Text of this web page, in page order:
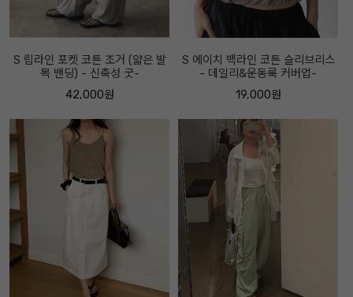
S 립라인 포켓 코튼 조거 (얇은 발
목 밴딩) - 신축성 굿-
42,000원
S 에이치 백라인 코튼 슬리브리스
- 데일리&운동룩 커버업-
19,000원